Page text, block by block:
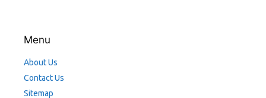
Menu
About Us
Contact Us
Sitemap